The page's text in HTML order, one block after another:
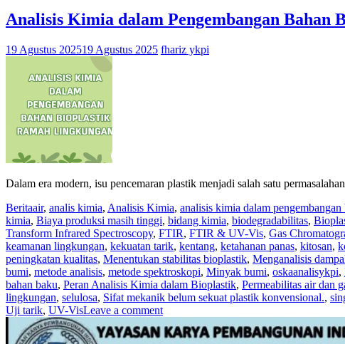
Analisis Kimia dalam Pengembangan Bahan
19 Agustus 202519 Agustus 2025 fhariz ykpi
Dalam era modern, isu pencemaran plastik menjadi salah satu
Beritaair, analis kimia, Analisis Kimia, analisis kimia dalam
kimia, Biaya produksi masih tinggi, bidang kimia, biodegradabilitas,
Transform Infrared Spectroscopy, FTIR, FTIR & UV-Vis, Gas
keamanan lingkungan, kekuatan tarik, kentang, ketahanan panas, kitosan,
peningkatan kualitas, Menentukan stabilitas bioplastik, Menganalisis
bumi, metode analisis, metode spektroskopi, Minyak bumi, oskaanalisykpi,
bahan baku, Peran Analisis Kimia dalam Bioplastik, Permeabilitas air dan
lingkungan, selulosa, Sifat mekanik belum sekuat plastik konvensional.,
Uji tarik, UV-VisLeave a comment